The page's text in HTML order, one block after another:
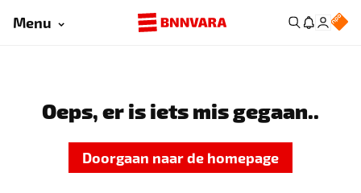
Menu
Oeps, er is iets mis gegaan..
Doorgaan naar de homepage